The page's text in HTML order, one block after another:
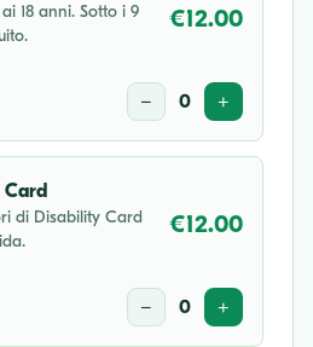
18 anni. Sotto i 9
€12.00
− 0 +
di Disability Card
€12.00
− 0 +